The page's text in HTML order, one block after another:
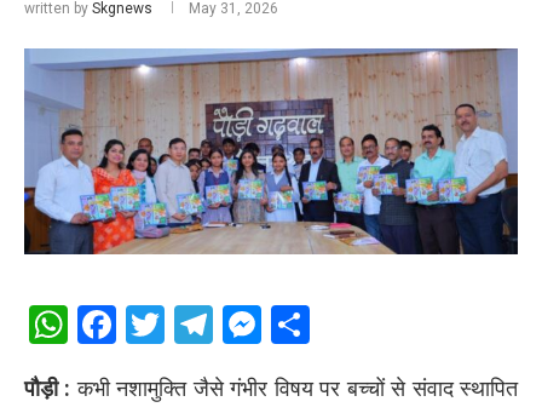
written by Skgnews May 31, 2026
WhatsApp
Facebook
Twitter
Telegram
Messenger
पौड़ी : कभी नशामुक्ति जैसे गंभीर विषय पर बच्चों से संवाद स्थापित